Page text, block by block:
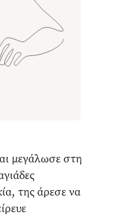
μεγάλωσε στη
της άρεσε να